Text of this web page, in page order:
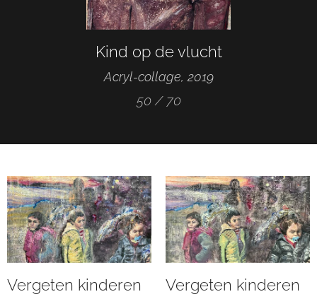
Kind op de vlucht
Acryl-collage, 2019
50 / 70
Vergeten kinderen
Vergeten kinderen